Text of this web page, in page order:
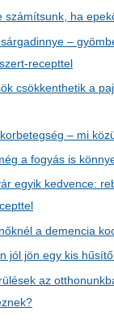
számítsunk, ha
–
recepttel
csökkenthetik a
– mi
a fogyás is
egyik kedvence:
a demencia
jól jön egy kis
az